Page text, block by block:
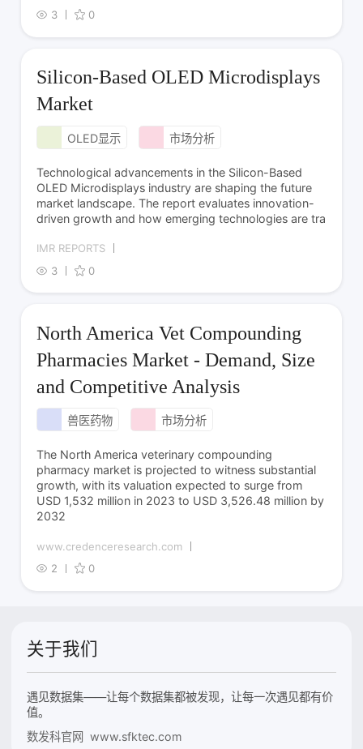
3
0
Silicon-Based OLED Microdisplays
Market
OLED显示 市场分析
Technological advancements in the Silicon-Based
OLED Microdisplays industry are shaping the future
market landscape. The report evaluates innovation-
driven growth and how emerging technologies are tra
IMR REPORTS
3
0
North America Vet Compounding
Pharmacies Market - Demand, Size
and Competitive Analysis
兽医药物 市场分析
The North America veterinary compounding
pharmacy market is projected to witness substantial
growth, with its valuation expected to surge from
USD 1,532 million in 2023 to USD 3,526.48 million by
2032
www.credenceresearch.com
2
0
关于我们
遇见数据集——让每个数据集都被发现，让每一次遇见都有价
值。
数发科官网 www.sfktec.com